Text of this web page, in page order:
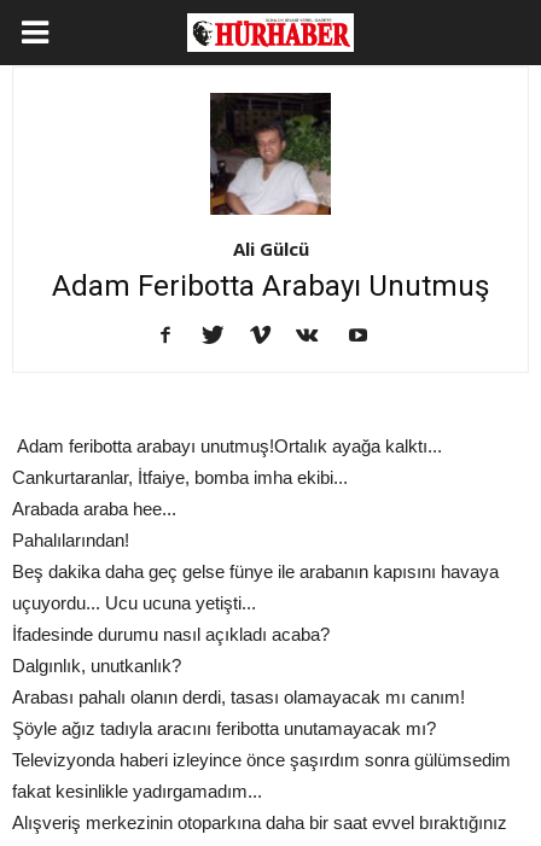
Ali Gülcü
Adam Feribotta Arabayı Unutmuş
Adam feribotta arabayı unutmuş!Ortalık ayağa kalktı...
Cankurtaranlar, İtfaiye, bomba imha ekibi...
Arabada araba hee...
Pahalılarından!
Beş dakika daha geç gelse fünye ile arabanın kapısını havaya
uçuyordu... Ucu ucuna yetişti...
İfadesinde durumu nasıl açıkladı acaba?
Dalgınlık, unutkanlık?
Arabası pahalı olanın derdi, tasası olamayacak mı canım!
Şöyle ağız tadıyla aracını feribotta unutamayacak mı?
Televizyonda haberi izleyince önce şaşırdım sonra gülümsedim
fakat kesinlikle yadırgamadım...
Alışveriş merkezinin otoparkına daha bir saat evvel bıraktığınız